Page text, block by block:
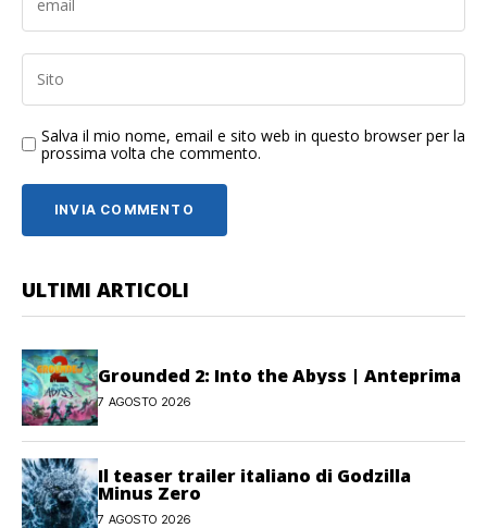
Salva il mio nome, email e sito web in questo browser per la
prossima volta che commento.
ULTIMI ARTICOLI
Grounded 2: Into the Abyss | Anteprima
7 AGOSTO 2026
Il teaser trailer italiano di Godzilla
Minus Zero
7 AGOSTO 2026